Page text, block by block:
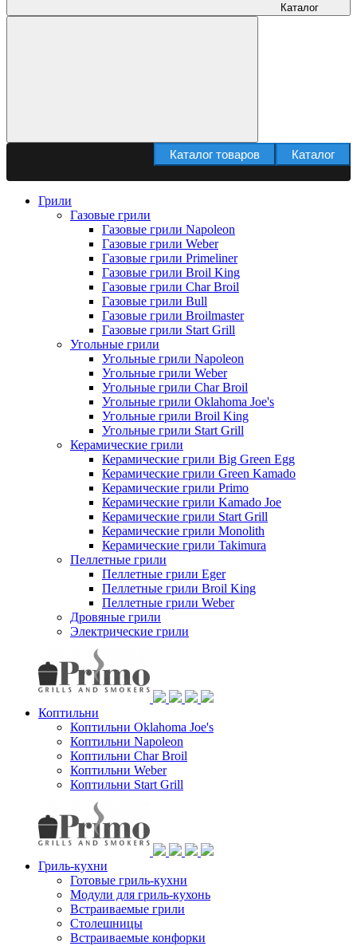
Каталог
Каталог
Каталог товаров
Грили
Газовые грили
Газовые грили Napoleon
Газовые грили Weber
Газовые грили Primeliner
Газовые грили Broil King
Газовые грили Char Broil
Газовые грили Bull
Газовые грили Broilmaster
Газовые грили Start Grill
Угольные грили
Угольные грили Napoleon
Угольные грили Weber
Угольные грили Char Broil
Угольные грили Oklahoma Joe's
Угольные грили Broil King
Угольные грили Start Grill
Керамические грили
Керамические грили Big Green Egg
Керамические грили Green Kamado
Керамические грили Primo
Керамические грили Kamado Joe
Керамические грили Start Grill
Керамические грили Monolith
Керамические грили Takimura
Пеллетные грили
Пеллетные грили Eger
Пеллетные грили Broil King
Пеллетные грили Weber
Дровяные грили
Электрические грили
Коптильни
Коптильни Oklahoma Joe's
Коптильни Napoleon
Коптильни Char Broil
Коптильни Weber
Коптильни Start Grill
Гриль-кухни
Готовые гриль-кухни
Модули для гриль-кухонь
Встраиваемые грили
Столешницы
Встраиваемые конфорки